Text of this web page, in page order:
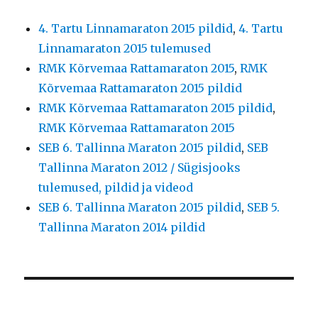
4. Tartu Linnamaraton 2015 pildid,4. Tartu
Linnamaraton 2015 tulemused
RMK Kõrvemaa Rattamaraton 2015,RMK
Kõrvemaa Rattamaraton 2015 pildid
RMK Kõrvemaa Rattamaraton 2015 pildid,
RMK Kõrvemaa Rattamaraton 2015
SEB 6. Tallinna Maraton 2015 pildid, SEB
Tallinna Maraton 2012 / Sügisjooks
tulemused, pildid ja videod
SEB 6. Tallinna Maraton 2015 pildid, SEB 5.
Tallinna Maraton 2014 pildid